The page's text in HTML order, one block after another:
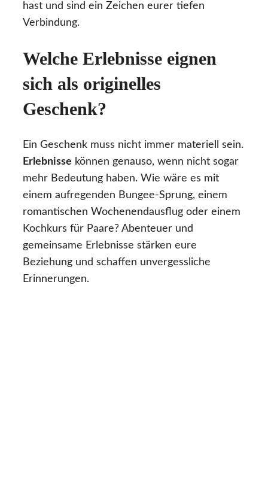
hast und sind ein Zeichen eurer tiefen
Verbindung.
Welche Erlebnisse eignen
sich als originelles
Geschenk?
Ein Geschenk muss nicht immer materiell sein.
Erlebnisse können genauso, wenn nicht sogar
mehr Bedeutung haben. Wie wäre es mit
einem aufregenden Bungee-Sprung, einem
romantischen Wochenendausflug oder einem
Kochkurs für Paare? Abenteuer und
gemeinsame Erlebnisse stärken eure
Beziehung und schaffen unvergessliche
Erinnerungen.